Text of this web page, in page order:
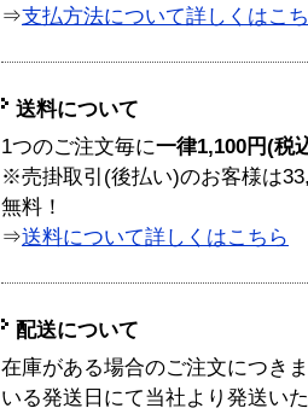
⇒支払方法について詳しくはこ
送料について
1つのご注文毎に一律1,100円(税
※売掛取引(後払い)のお客様は
無料！
⇒送料について詳しくはこちら
配送について
在庫がある場合のご注文につき
いる発送日にて当社より発送い